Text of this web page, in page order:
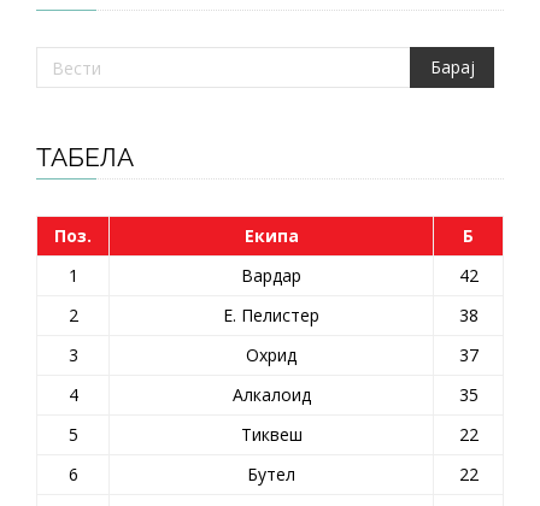
ТАБЕЛА
Поз. Екипа
Б
1
Вардар
42
2
Е. Пелистер
38
3
Охрид
37
4
Алкалоид
35
5
Тиквеш
22
6
Бутел
22